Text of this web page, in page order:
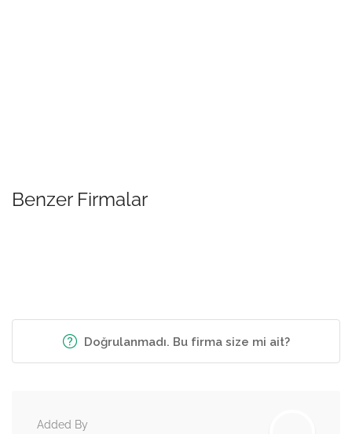
Benzer Firmalar
Doğrulanmadı. Bu firma size mi ait?
Added By